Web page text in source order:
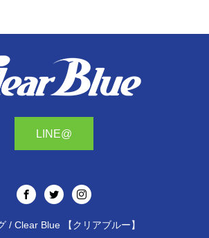
LINE@
/ Clear Blue 【クリアブルー】